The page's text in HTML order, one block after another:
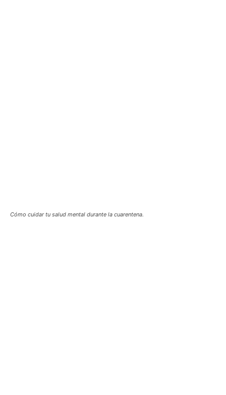
Cómo cuidar tu salud mental durante la cuarentena.